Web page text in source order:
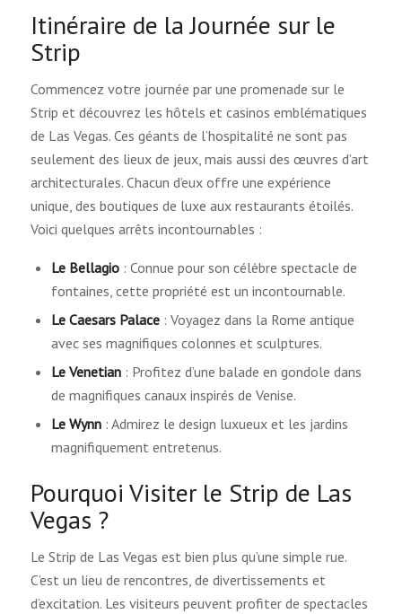
Itinéraire de la Journée sur le
Strip
Commencez votre journée par une promenade sur le
Strip et découvrez les hôtels et casinos emblématiques
de Las Vegas. Ces géants de l’hospitalité ne sont pas
seulement des lieux de jeux, mais aussi des œuvres d’art
architecturales. Chacun d’eux offre une expérience
unique, des boutiques de luxe aux restaurants étoilés.
Voici quelques arrêts incontournables :
Le Bellagio: Connue pour son célèbre spectacle de
fontaines, cette propriété est un incontournable.
Le Caesars Palace: Voyagez dans la Rome antique
avec ses magnifiques colonnes et sculptures.
Le Venetian: Profitez d’une balade en gondole dans
de magnifiques canaux inspirés de Venise.
Le Wynn: Admirez le design luxueux et les jardins
magnifiquement entretenus.
Pourquoi Visiter le Strip de Las
Vegas ?
Le Strip de Las Vegas est bien plus qu’une simple rue.
C’est un lieu de rencontres, de divertissements et
d’excitation. Les visiteurs peuvent profiter de spectacles